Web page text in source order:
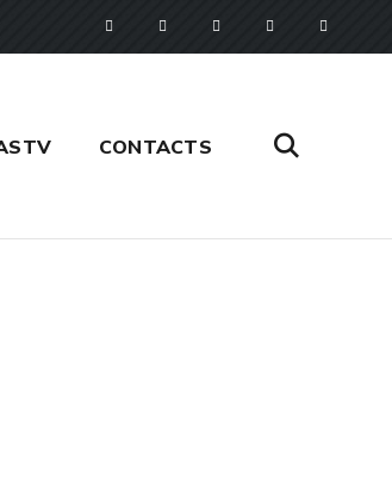
CONTACTS